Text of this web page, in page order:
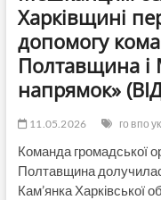
Харківщині
допомогу
Полтавщина і
напрямок»
11.05.2026 го впо
Команда громадської
Полтавщина
Кам’янка Харківської